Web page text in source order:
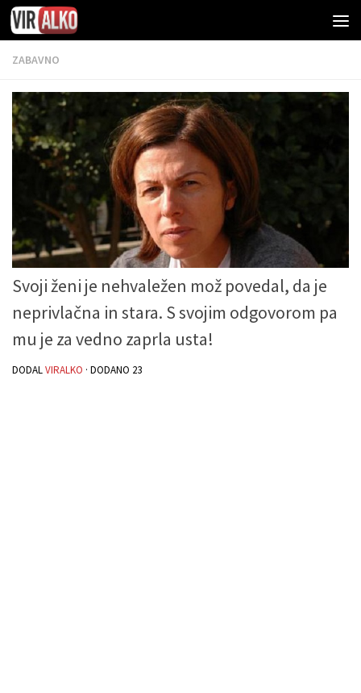
ZABAVNO
Svoji ženi je nehvaležen mož povedal, da je
neprivlačna in stara. S svojim odgovorom pa
mu je za vedno zaprla usta!
DODALVIRALKO · DODANO 23